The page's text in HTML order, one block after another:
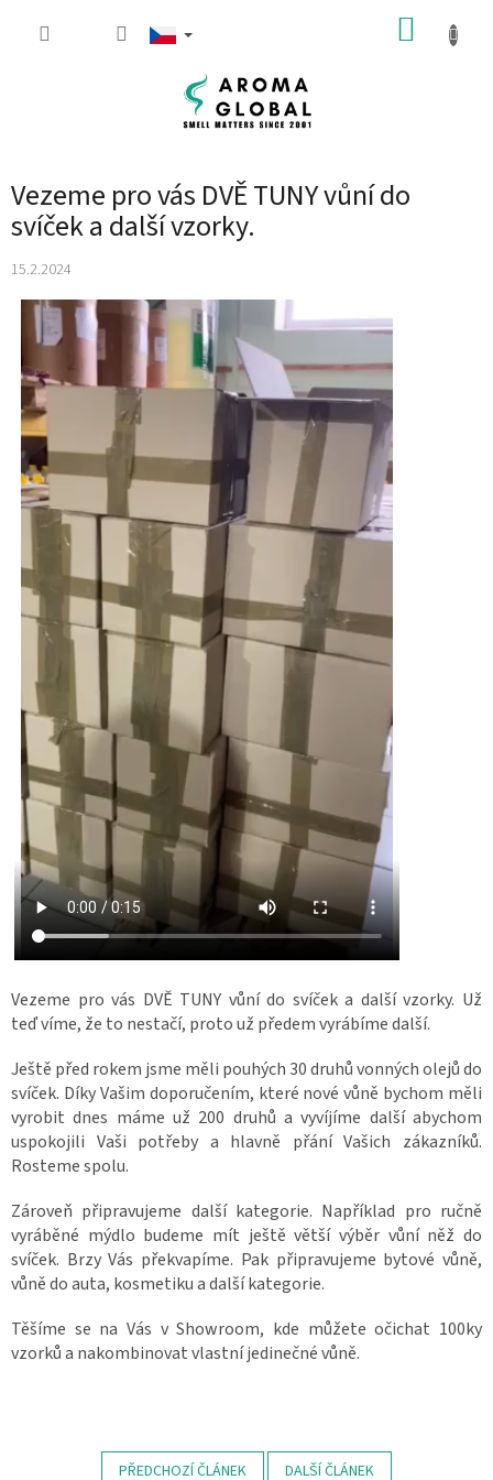
Vezeme pro vás DVĚ TUNY vůní do
svíček a další vzorky.
15.2.2024
Vezeme pro vás DVĚ TUNY vůní do svíček a další vzorky. Už
teď víme, že to nestačí, proto už předem vyrábíme další.
Ještě před rokem jsme měli pouhých 30 druhů vonných olejů do
svíček. Díky Vašim doporučením, které nové vůně bychom měli
vyrobit dnes máme už 200 druhů a vyvíjíme další abychom
uspokojili Vaši potřeby a hlavně přání Vašich zákazníků.
Rosteme spolu.
Zároveň připravujeme další kategorie. Například pro ručně
vyráběné mýdlo budeme mít ještě větší výběr vůní něž do
svíček. Brzy Vás překvapíme. Pak připravujeme bytové vůně,
vůně do auta, kosmetiku a další kategorie.
Těšíme se na Vás v Showroom, kde můžete očichat 100ky
vzorků a nakombinovat vlastní jedinečné vůně.
PŘEDCHOZÍ ČLÁNEK DALŠÍ ČLÁNEK